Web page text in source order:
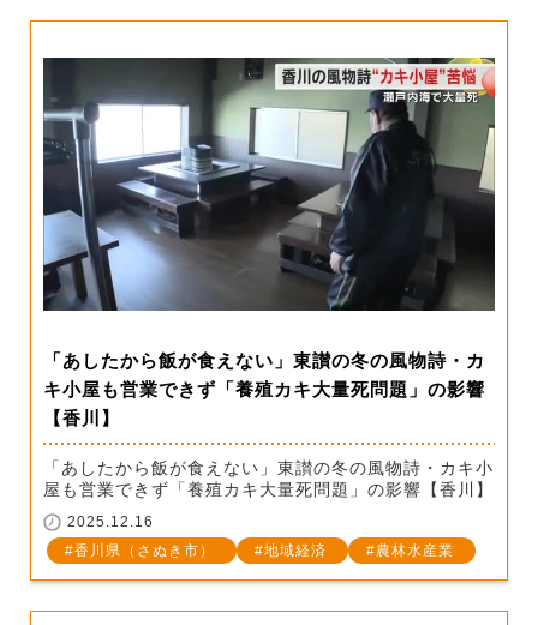
「あしたから飯が食えない」東讃の冬の風物詩・カ
キ小屋も営業できず「養殖カキ大量死問題」の影響
【香川】
「あしたから飯が食えない」東讃の冬の風物詩・カキ小
屋も営業できず「養殖カキ大量死問題」の影響【香川】
2025.12.16
香川県（さぬき市）
地域経済 農林水産業